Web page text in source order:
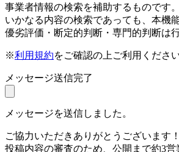
事業者情報の検索を補助するものです。
いかなる内容の検索であっても、本機
優劣評価・断定的判断・専門的判断は
※利用規約をご確認の上ご利用くださ
メッセージ送信完了
メッセージを送信しました。
ご協力いただきありがとうございます！
投稿内容の審査のため、公開まで約3営